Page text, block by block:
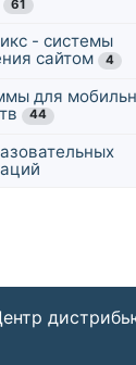
61
- системы
сайтом
4
для
44